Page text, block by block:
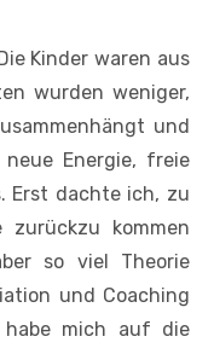
Kinder waren aus
wurden weniger,
und
Energie, freie
Erst dachte ich, zu
zurückzu­ kommen
so viel Theorie
und Coaching
mich auf die